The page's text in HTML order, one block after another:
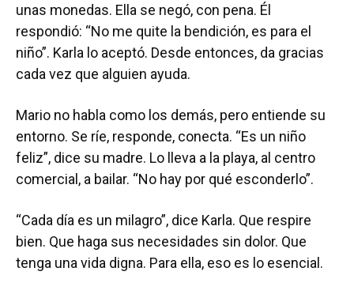
unas monedas. Ella se negó, con pena. Él
respondió: “No me quite la bendición, es para el
niño”. Karla lo aceptó. Desde entonces, da gracias
cada vez que alguien ayuda.
Mario no habla como los demás, pero entiende su
entorno. Se ríe, responde, conecta. “Es un niño
feliz”, dice su madre. Lo lleva a la playa, al centro
comercial, a bailar. “No hay por qué esconderlo”.
“Cada día es un milagro”, dice Karla. Que respire
bien. Que haga sus necesidades sin dolor. Que
tenga una vida digna. Para ella, eso es lo esencial.